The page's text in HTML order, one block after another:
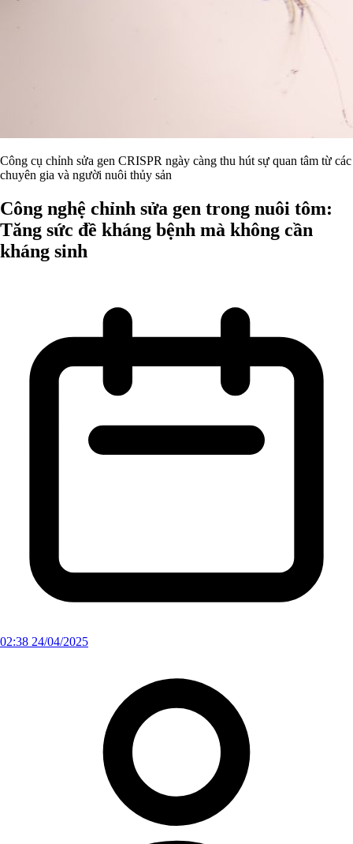
Công cụ chỉnh sửa gen CRISPR ngày càng thu hút sự quan tâm từ các
chuyên gia và người nuôi thủy sản
Công nghệ chỉnh sửa gen trong nuôi tôm:
Tăng sức đề kháng bệnh mà không cần
kháng sinh
02:38 24/04/2025